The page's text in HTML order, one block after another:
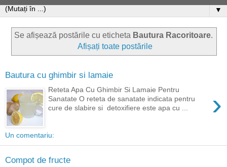
▼
Se afișează postările cu eticheta Bautura Racoritoare.
Afișați toate postările
Bautura cu ghimbir si lamaie
›
Reteta Apa Cu Ghimbir Si Lamaie Pentru
Sanatate O reteta de sanatate indicata pentru
cure de slabire si detoxifiere este apa cu ...
Un comentariu:
Compot de fructe